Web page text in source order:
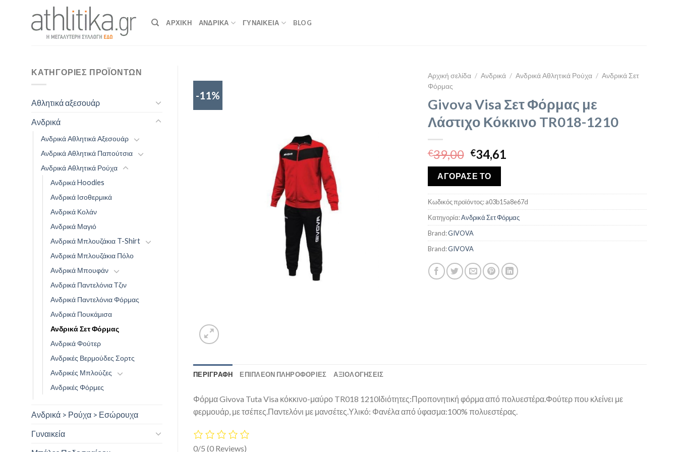
ΑΡΧΙΚΉ ΑΝΔΡΙΚΑ ΓΥΝΑΙΚΕΙΑ BLOG
ΚΑΤΗΓΟΡΊΕΣ ΠΡΟΪΌΝΤΩΝ
Αθλητικά αξεσουάρ
Ανδρικά
Ανδρικά Αθλητικά Αξεσουάρ
Ανδρικά Αθλητικά Παπούτσια
Ανδρικά Αθλητικά Ρούχα
Ανδρικά Hoodies
Ανδρικά Ισοθερμικά
Ανδρικά Κολάν
Ανδρικά Μαγιό
Ανδρικά Μπλουζάκια T-Shirt
Ανδρικά Μπλουζάκια Πόλο
Ανδρικά Μπουφάν
Ανδρικά Παντελόνια Τζιν
Ανδρικά Παντελόνια Φόρμας
Ανδρικά Πουκάμισα
Ανδρικά Σετ Φόρμας
Ανδρικά Φούτερ
Ανδρικές Βερμούδες Σορτς
Ανδρικές Μπλούζες
Ανδρικές Φόρμες
Ανδρικά > Ρούχα > Εσώρουχα
Γυναικεία
-11%
Αρχική σελίδα / Ανδρικά / Ανδρικά Αθλητικά Ρούχα / Ανδρικά Σετ
Φόρμας
Givova Visa Σετ Φόρμας με
Λάστιχο Κόκκινο TR018-1210
€39,00 Original
price
was:
€39,00.
€34,61
€34,61.
ΑΓΟΡΑΣΕ ΤΟ
Κωδικός προϊόντος:a03b15a8e67d
Κατηγορία:Ανδρικά Σετ Φόρμας
Brand:GIVOVA
Brand:GIVOVA
ΠΕΡΙΓΡΑΦΉ ΕΠΙΠΛΈΟΝ ΠΛΗΡΟΦΟΡΊΕΣ ΑΞΙΟΛΟΓΗΣΕΙΣ
Φόρμα Givova Tuta Visa κόκκινο-μαύρο TR018 1210Ιδιότητες:Προπονητική φόρμα από πολυεστέρα.Φούτερ που κλείνει με
φερμουάρ, με τσέπες.Παντελόνι με μανσέτες.Υλικό: Φανέλα από ύφασμα:100% πολυεστέρας.
0/5 (0 Reviews)